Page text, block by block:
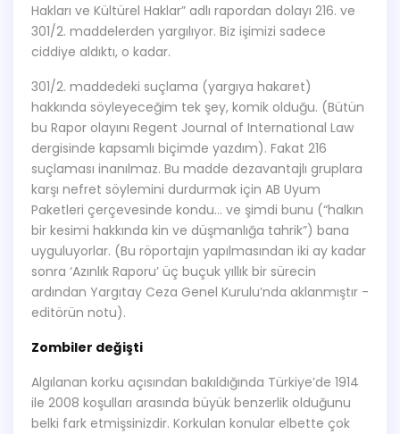
Hakları ve Kültürel Haklar” adlı rapordan dolayı 216. ve
301/2. maddelerden yargılıyor. Biz işimizi sadece
ciddiye aldıktı, o kadar.
301/2. maddedeki suçlama (yargıya hakaret)
hakkında söyleyeceğim tek şey, komik olduğu. (Bütün
bu Rapor olayını Regent Journal of International Law
dergisinde kapsamlı biçimde yazdım). Fakat 216
suçlaması inanılmaz. Bu madde dezavantajlı gruplara
karşı nefret söylemini durdurmak için AB Uyum
Paketleri çerçevesinde kondu… ve şimdi bunu (“halkın
bir kesimi hakkında kin ve düşmanlığa tahrik”) bana
uyguluyorlar. (Bu röportajın yapılmasından iki ay kadar
sonra ‘Azınlık Raporu’ üç buçuk yıllık bir sürecin
ardından Yargıtay Ceza Genel Kurulu’nda aklanmıştır -
editörün notu).
Zombiler değişti
Algılanan korku açısından bakıldığında Türkiye’de 1914
ile 2008 koşulları arasında büyük benzerlik olduğunu
belki fark etmişsinizdir. Korkulan konular elbette çok